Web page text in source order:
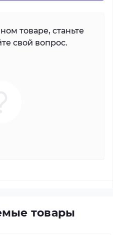
товаре, станьте
свой вопрос.
товары